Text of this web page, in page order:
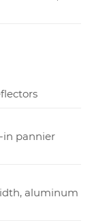
in pannier
aluminum